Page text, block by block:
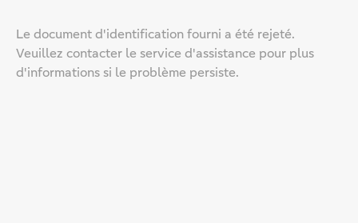
Le document d'identification fourni a été rejeté.
Veuillez contacter le service d'assistance pour plus
d'informations si le problème persiste.